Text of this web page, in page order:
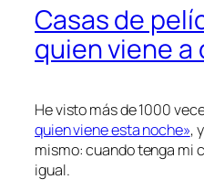
Casas de
quien viene a
He visto más de 1000
quien viene esta noche»,
mismo: cuando tenga mi
igual.